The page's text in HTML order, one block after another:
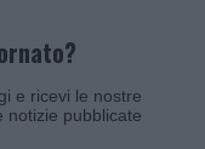
e ricevi le nostre
notizie pubblicate